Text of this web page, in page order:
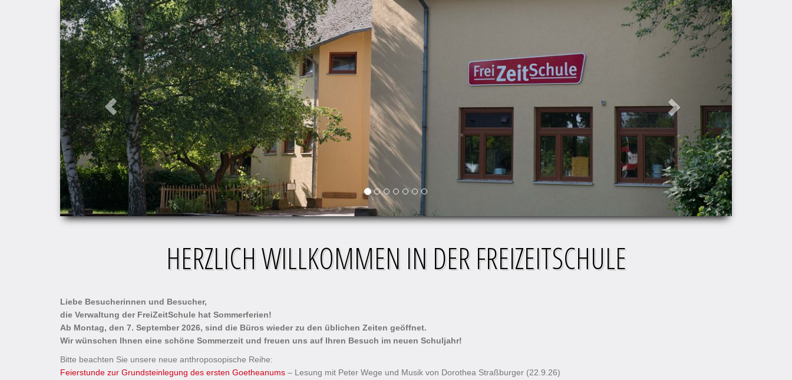
HERZLICH WILLKOMMEN IN DER FREIZEITSCHULE
Liebe Besucherinnen und Besucher,
die Verwaltung der FreiZeitSchule hat Sommerferien!
Ab Montag, den 7. September 2026, sind die Büros wieder zu den üblichen Zeiten geöffnet.
Wir wünschen Ihnen eine schöne Sommerzeit und freuen uns auf Ihren Besuch im neuen Schuljahr!
Bitte beachten Sie unsere neue anthroposopische Reihe:
Feierstunde zur Grundsteinlegung des ersten Goetheanums – Lesung mit Peter Wege und Musik von Dorothea Straßburger (22.9.26)